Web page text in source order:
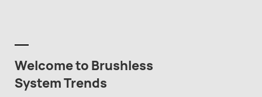
Welcome to Brushless
System Trends